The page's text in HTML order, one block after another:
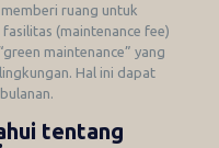
ruang untuk
(maintenance fee)
maintenance” yang
Hal ini dapat
tentang